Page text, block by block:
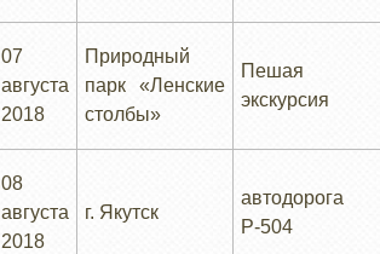
07
августа
2018
Природный
парк «Ленские
столбы»
Пешая
экскурсия
08
августа
2018
г. Якутск
автодорога
Р-504